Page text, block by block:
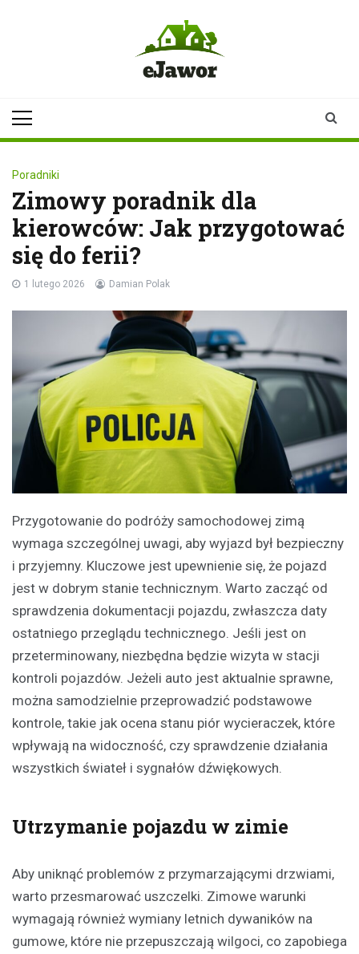
Poradniki
Zimowy poradnik dla
kierowców: Jak przygotować
się do ferii?
1 lutego 2026 Damian Polak
Przygotowanie do podróży samochodowej zimą
wymaga szczególnej uwagi, aby wyjazd był bezpieczny
i przyjemny. Kluczowe jest upewnienie się, że pojazd
jest w dobrym stanie technicznym. Warto zacząć od
sprawdzenia dokumentacji pojazdu, zwłaszcza daty
ostatniego przeglądu technicznego. Jeśli jest on
przeterminowany, niezbędna będzie wizyta w stacji
kontroli pojazdów. Jeżeli auto jest aktualnie sprawne,
można samodzielnie przeprowadzić podstawowe
kontrole, takie jak ocena stanu piór wycieraczek, które
wpływają na widoczność, czy sprawdzenie działania
wszystkich świateł i sygnałów dźwiękowych.
Utrzymanie pojazdu w zimie
Aby uniknąć problemów z przymarzającymi drzwiami,
warto przesmarować uszczelki. Zimowe warunki
wymagają również wymiany letnich dywaników na
gumowe, które nie przepuszczają wilgoci, co zapobiega